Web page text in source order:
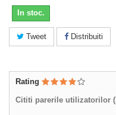
In stoc.
Tweet Distribuiti
Rating
Cititi parerile utilizatorilor (